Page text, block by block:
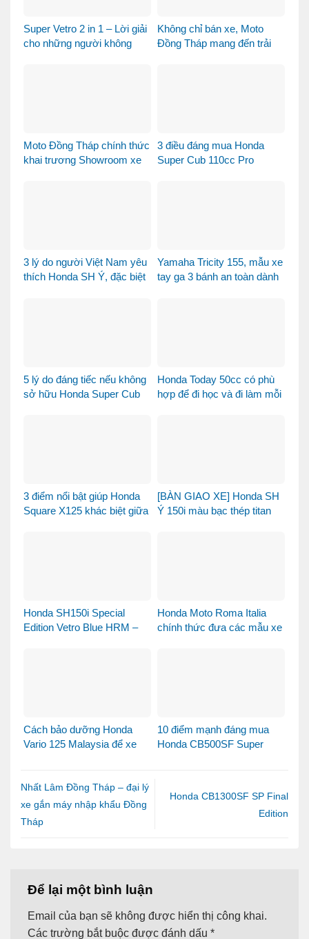
Super Vetro 2 in 1 – Lời giải
cho những người không
Không chỉ bán xe, Moto
Đồng Tháp mang đến trải
Moto Đồng Tháp chính thức
khai trương Showroom xe
3 điều đáng mua Honda
Super Cub 110cc Pro
3 lý do người Việt Nam yêu
thích Honda SH Ý, đặc biệt
Yamaha Tricity 155, mẫu xe
tay ga 3 bánh an toàn dành
5 lý do đáng tiếc nếu không
sở hữu Honda Super Cub
Honda Today 50cc có phù
hợp để đi học và đi làm mỗi
3 điểm nổi bật giúp Honda
Square X125 khác biệt giữa
[BÀN GIAO XE] Honda SH
Ý 150i màu bạc thép titan
Honda SH150i Special
Edition Vetro Blue HRM –
Honda Moto Roma Italia
chính thức đưa các mẫu xe
Cách bảo dưỡng Honda
Vario 125 Malaysia để xe
10 điểm mạnh đáng mua
Honda CB500SF Super
Nhất Lâm Đồng Tháp – đại lý
xe gắn máy nhập khẩu Đồng
Tháp
Honda CB1300SF SP Final
Edition
Để lại một bình luận
Email của bạn sẽ không được hiển thị công khai.
Các trường bắt buộc được đánh dấu *